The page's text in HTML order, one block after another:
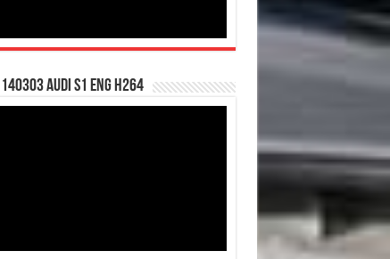
Audi S1 ENG H264